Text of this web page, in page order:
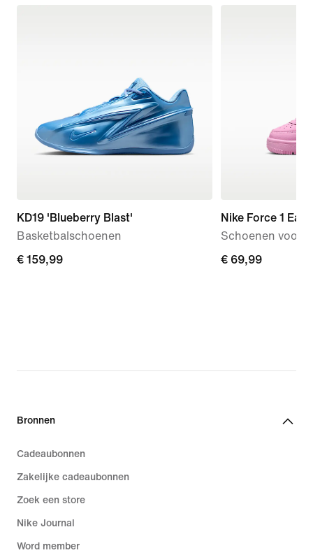
KD19 'Blueberry Blast'
Basketbalschoenen
€ 159,99
€ 159,99
Nike Force 1
Schoenen voor
€ 69,99
€ 69,99
Bronnen
Cadeaubonnen
Zakelijke cadeaubonnen
Zoek een store
Nike Journal
Word member